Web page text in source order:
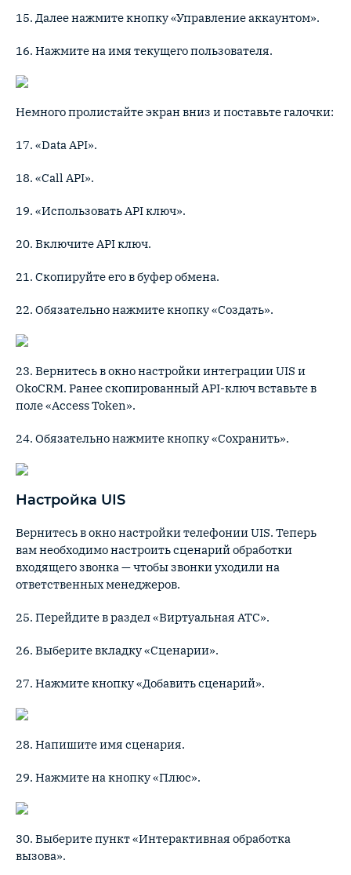
15. Далее нажмите кнопку «Управление аккаунтом».
16. Нажмите на имя текущего пользователя.
Немного пролистайте экран вниз и поставьте галочки:
17. «Data API».
18. «Call API».
19. «Использовать API ключ».
20. Включите API ключ.
21. Скопируйте его в буфер обмена.
22. Обязательно нажмите кнопку «Создать».
23. Вернитесь в окно настройки интеграции UIS и
OkoCRM. Ранее скопированный API-ключ вставьте в
поле «Access Token».
24. Обязательно нажмите кнопку «Сохранить».
Настройка UIS
Вернитесь в окно настройки телефонии UIS. Теперь
вам необходимо настроить сценарий обработки
входящего звонка — чтобы звонки уходили на
ответственных менеджеров.
25. Перейдите в раздел «Виртуальная АТС».
26. Выберите вкладку «Сценарии».
27. Нажмите кнопку «Добавить сценарий».
28. Напишите имя сценария.
29. Нажмите на кнопку «Плюс».
30. Выберите пункт «Интерактивная обработка
вызова».